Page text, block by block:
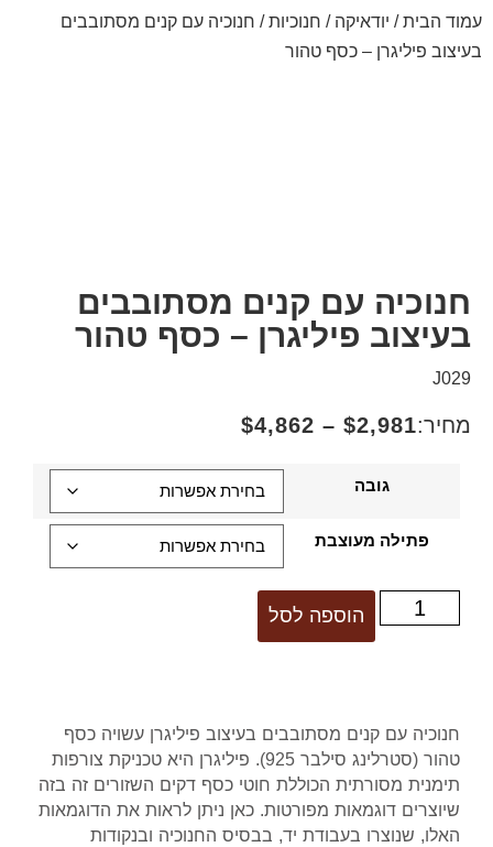
עמוד הבית/ יודאיקה / חנוכיות/ חנוכיה עם קנים מסתובבים
בעיצוב פיליגרן – כסף טהור
חנוכיה עם קנים מסתובבים
בעיצוב פיליגרן – כסף טהור
J029
מחיר: $2,981
–
$4,862
גובה
פתילה מעוצבת
הוספה לסל
חנוכיה עם קנים מסתובבים בעיצוב פיליגרן עשויה כסף
טהור (סטרלינג סילבר 925). פיליגרן היא טכניקת צורפות
תימנית מסורתית הכוללת חוטי כסף דקים השזורים זה בזה
שיוצרים דוגמאות מפורטות. כאן ניתן לראות את הדוגמאות
האלו, שנוצרו בעבודת יד, בבסיס החנוכיה ובנקודות